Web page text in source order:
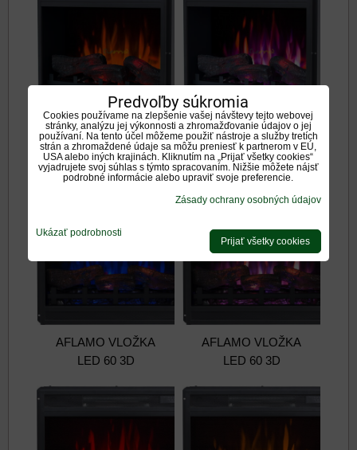
AFLAMO VLOŽKA
LED 60 3D
AFLAMO VLOŽKA
LED 60 3D
AFLAMO VLOŽKA
LED 60 3D
AFLAMO VLOŽKA
LED 60 3D
Predvoľby súkromia
Cookies používame na zlepšenie vašej návštevy tejto webovej
stránky, analýzu jej výkonnosti a zhromažďovanie údajov o jej
používaní. Na tento účel môžeme použiť nástroje a služby tretích
strán a zhromaždené údaje sa môžu preniesť k partnerom v EÚ,
USA alebo iných krajinách. Kliknutím na „Prijať všetky cookies“
vyjadrujete svoj súhlas s týmto spracovaním. Nižšie môžete nájsť
podrobné informácie alebo upraviť svoje preferencie.
Zásady ochrany osobných údajov
Ukázať podrobnosti
Prijať všetky cookies